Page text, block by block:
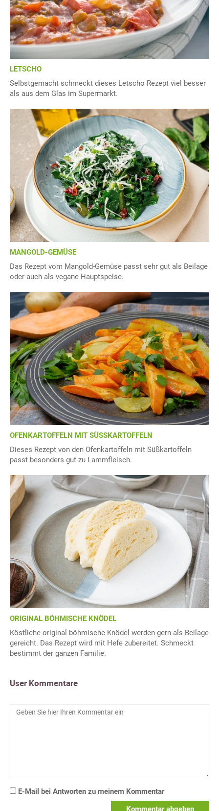
LETSCHO
Selbstgemacht schmeckt dieses Letscho Rezept viel besser
als aus dem Glas im Supermarkt.
MANGOLD-GEMÜSE
Das Rezept vom Mangold-Gemüse passt sehr gut als Beilage
oder auch als vegane Hauptspeise.
OFENKARTOFFELN MIT SÜSSKARTOFFELN
Dieses Rezept von den Ofenkartoffeln mit Süßkartoffeln
passt besonders gut zu Lammfleisch.
ORIGINAL BÖHMISCHE KNÖDEL
Köstliche original böhmische Knödel werden gern als Beilage
gereicht. Das Rezept wird mit Hefe zubereitet. Schmeckt
bestimmt der ganzen Familie.
User Kommentare
E-Mail bei Antworten zu meinem Kommentar
Kommentar abgeben